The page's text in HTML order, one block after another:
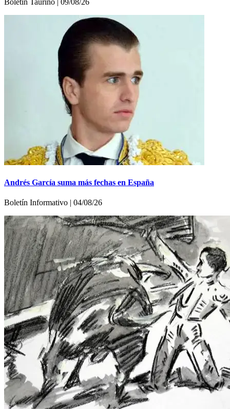
Boletí­n Taurino | 09/08/26
Andrés García suma más fechas en España
Boletín Informativo | 04/08/26